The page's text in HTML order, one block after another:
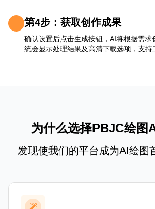
第4步：获取创作成果
确认设置后点击生成按钮，AI将根据需求
统会显示处理结果及高清下载选项，支持
为什么选择PBJC绘图
发现使我们的平台成为AI绘图